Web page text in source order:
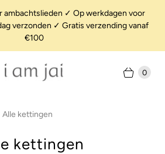
ambachtslieden ✓ Op werkdagen voor
verzonden ✓ Gratis verzending vanaf
€100
0
Alle kettingen
kettingen